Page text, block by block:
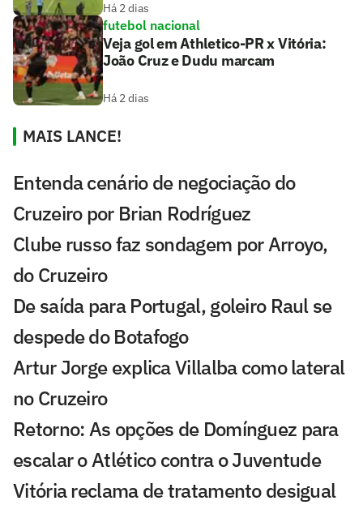
Há 2 dias
futebol nacional
Veja gol em Athletico-PR x Vitória:
João Cruz e Dudu marcam
Há 2 dias
MAIS LANCE!
Entenda cenário de negociação do
Cruzeiro por Brian Rodríguez
Clube russo faz sondagem por Arroyo,
do Cruzeiro
De saída para Portugal, goleiro Raul se
despede do Botafogo
Artur Jorge explica Villalba como lateral
no Cruzeiro
Retorno: As opções de Domínguez para
escalar o Atlético contra o Juventude
Vitória reclama de tratamento desigual